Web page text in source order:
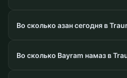
Во сколько азан сегодня в
Во сколько Bayram намаз в